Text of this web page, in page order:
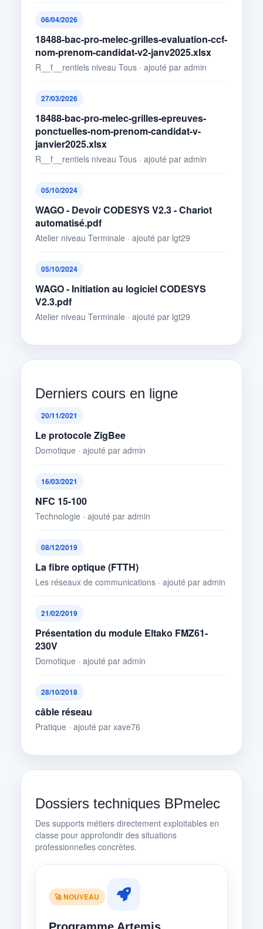
06/04/2026
18488-bac-pro-melec-grilles-evaluation-ccf-
nom-prenom-candidat-v2-janv2025.xlsx
R__f__rentiels niveau Tous · ajouté par admin
27/03/2026
18488-bac-pro-melec-grilles-epreuves-
ponctuelles-nom-prenom-candidat-v-
janvier2025.xlsx
R__f__rentiels niveau Tous · ajouté par admin
05/10/2024
WAGO - Devoir CODESYS V2.3 - Chariot
automatisé.pdf
Atelier niveau Terminale · ajouté par lgt29
05/10/2024
WAGO - Initiation au logiciel CODESYS
V2.3.pdf
Atelier niveau Terminale · ajouté par lgt29
Derniers cours en ligne
20/11/2021
Le protocole ZigBee
Domotique · ajouté par admin
16/03/2021
NFC 15-100
Technologie · ajouté par admin
08/12/2019
La fibre optique (FTTH)
Les réseaux de communications · ajouté par admin
21/02/2019
Présentation du module Eltako FMZ61-
230V
Domotique · ajouté par admin
28/10/2018
câble réseau
Pratique · ajouté par xave76
Dossiers techniques BPmelec
Des supports métiers directement exploitables en
classe pour approfondir des situations
professionnelles concrètes.
🚀 NOUVEAU